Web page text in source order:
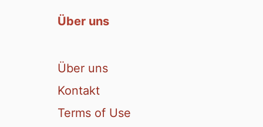
Über uns
Über uns
Kontakt
Terms of Use